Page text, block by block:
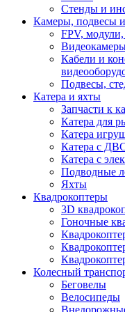
Стенды и
Камеры, подвесы
FPV,
Кабели и
Подвесы,
Катера и яхты
Запчасти к
Катера для
Катера
Катера с
Катера с
Подводные
Яхты
Квадрокоптеры
3D
Гоночные
Колесный
Беговелы
Велосипеды